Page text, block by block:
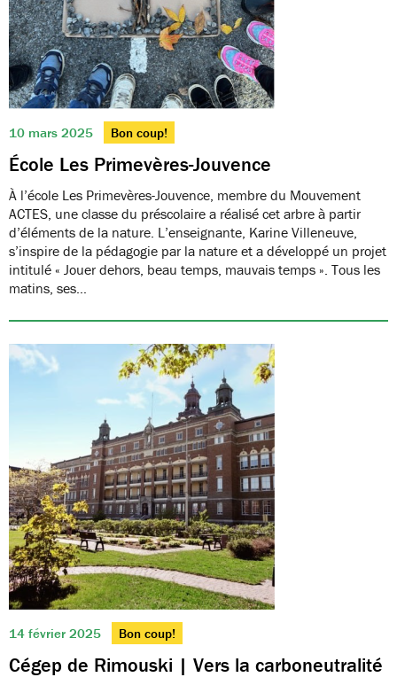
10 mars 2025 Bon coup!
École Les Primevères-Jouvence
À l’école Les Primevères-Jouvence, membre du Mouvement
ACTES, une classe du préscolaire a réalisé cet arbre à partir
d’éléments de la nature. L’enseignante, Karine Villeneuve,
s’inspire de la pédagogie par la nature et a développé un projet
intitulé « Jouer dehors, beau temps, mauvais temps ». Tous les
matins, ses…
14 février 2025 Bon coup!
Cégep de Rimouski | Vers la carboneutralité